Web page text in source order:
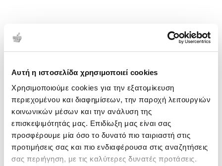
Αυτή η ιστοσελίδα χρησιμοποιεί cookies
Χρησιμοποιούμε cookies για την εξατομίκευση
περιεχομένου και διαφημίσεων, την παροχή λειτουργιών
κοινωνικών μέσων και την ανάλυση της
επισκεψιμότητάς μας. Επιδίωξη μας είναι σας
προσφέρουμε μία όσο το δυνατό πιο ταιριαστή στις
προτιμήσεις σας και πιο ενδιαφέρουσα στις αναζητήσεις
σας περιήγηση, με τις καλύτερες δυνατές προτάσεις.